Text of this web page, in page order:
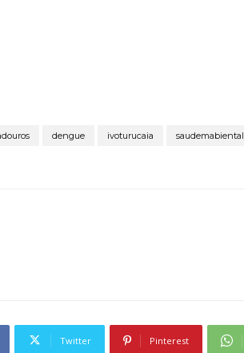
dengue ivoturucaia saudemabiental
Twitter Pinterest